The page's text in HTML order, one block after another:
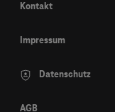
Kontakt
Impressum
Datenschutz
AGB